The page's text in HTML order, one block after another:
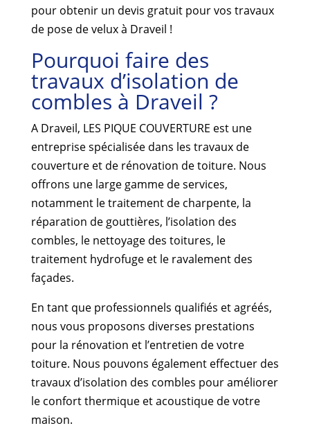
pour obtenir un devis gratuit pour vos travaux
de pose de velux à Draveil !
Pourquoi faire des
travaux d’isolation de
combles à Draveil ?
A Draveil, LES PIQUE COUVERTURE est une
entreprise spécialisée dans les travaux de
couverture et de rénovation de toiture. Nous
offrons une large gamme de services,
notamment le traitement de charpente, la
réparation de gouttières, l’isolation des
combles, le nettoyage des toitures, le
traitement hydrofuge et le ravalement des
façades.
En tant que professionnels qualifiés et agréés,
nous vous proposons diverses prestations
pour la rénovation et l’entretien de votre
toiture. Nous pouvons également effectuer des
travaux d’isolation des combles pour améliorer
le confort thermique et acoustique de votre
maison.